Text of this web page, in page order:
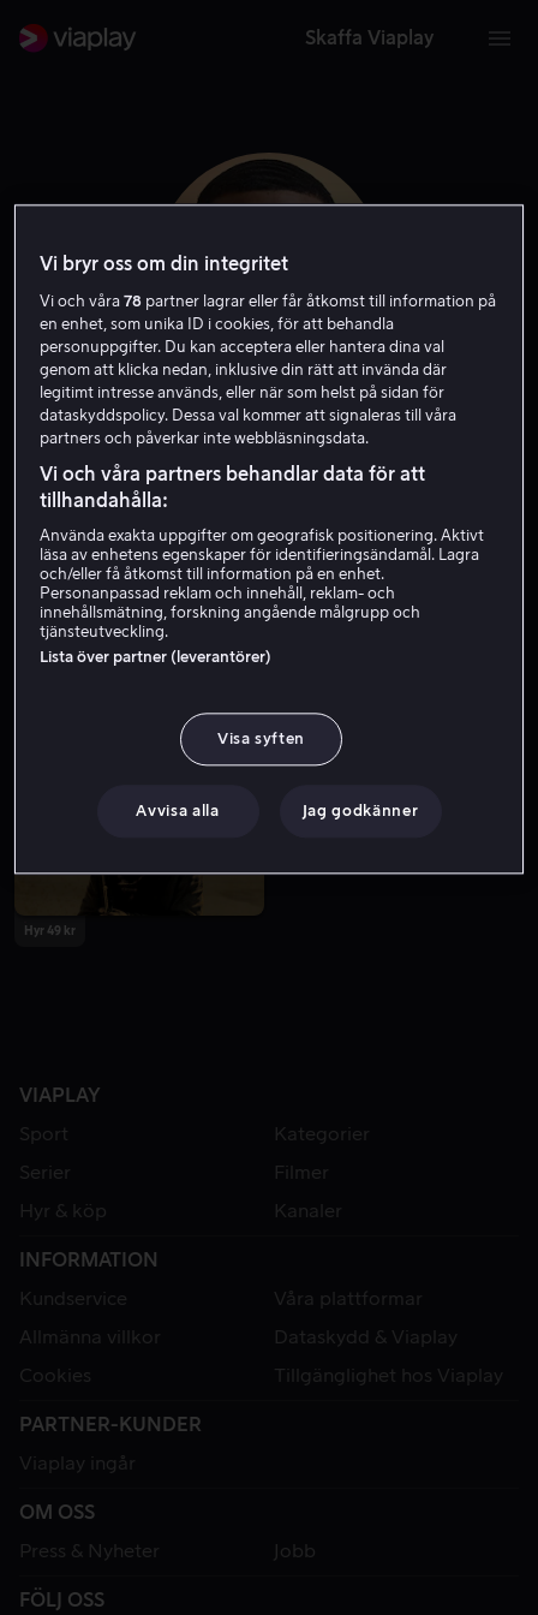
Skaffa Viaplay
Joseph Lee Anderson
Från 49 kr
Hyr 49 kr
VIAPLAY
Sport
Kategorier
Serier
Filmer
Hyr & köp
Kanaler
INFORMATION
Kundservice
Våra plattformar
Allmänna villkor
Dataskydd & Viaplay
Cookies
Tillgänglighet hos Viaplay
PARTNER-KUNDER
Viaplay ingår
OM OSS
Press & Nyheter
Jobb
FÖLJ OSS
Vi bryr oss om din integritet
Vi och våra78 partner lagrar eller får åtkomst till information på
en enhet, som unika ID i cookies, för att behandla
personuppgifter. Du kan acceptera eller hantera dina val
genom att klicka nedan, inklusive din rätt att invända där
legitimt intresse används, eller när som helst på sidan för
dataskyddspolicy. Dessa val kommer att signaleras till våra
partners och påverkar inte webbläsningsdata.
Vi och våra partners behandlar data för att
tillhandahålla:
Använda exakta uppgifter om geografisk positionering. Aktivt
läsa av enhetens egenskaper för identifieringsändamål. Lagra
och/eller få åtkomst till information på en enhet.
Personanpassad reklam och innehåll, reklam- och
innehållsmätning, forskning angående målgrupp och
tjänsteutveckling.
Lista över partner (leverantörer)
Visa syften
Avvisa alla Jag godkänner